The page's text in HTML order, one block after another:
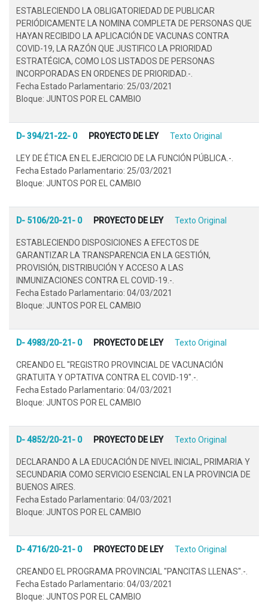
ESTABLECIENDO LA OBLIGATORIEDAD DE PUBLICAR
PERIÓDICAMENTE LA NOMINA COMPLETA DE PERSONAS QUE
HAYAN RECIBIDO LA APLICACIÓN DE VACUNAS CONTRA
COVID-19, LA RAZÓN QUE JUSTIFICO LA PRIORIDAD
ESTRATÉGICA, COMO LOS LISTADOS DE PERSONAS
INCORPORADAS EN ORDENES DE PRIORIDAD.-.
Fecha Estado Parlamentario: 25/03/2021
Bloque: JUNTOS POR EL CAMBIO
D- 394/21-22- 0 PROYECTO DE LEY Texto Original
LEY DE ÉTICA EN EL EJERCICIO DE LA FUNCIÓN PÚBLICA.-.
Fecha Estado Parlamentario: 25/03/2021
Bloque: JUNTOS POR EL CAMBIO
D- 5106/20-21- 0 PROYECTO DE LEY Texto Original
ESTABLECIENDO DISPOSICIONES A EFECTOS DE
GARANTIZAR LA TRANSPARENCIA EN LA GESTIÓN,
PROVISIÓN, DISTRIBUCIÓN Y ACCESO A LAS
INMUNIZACIONES CONTRA EL COVID-19.-.
Fecha Estado Parlamentario: 04/03/2021
Bloque: JUNTOS POR EL CAMBIO
D- 4983/20-21- 0 PROYECTO DE LEY Texto Original
CREANDO EL "REGISTRO PROVINCIAL DE VACUNACIÓN
GRATUITA Y OPTATIVA CONTRA EL COVID-19".-.
Fecha Estado Parlamentario: 04/03/2021
Bloque: JUNTOS POR EL CAMBIO
D- 4852/20-21- 0 PROYECTO DE LEY Texto Original
DECLARANDO A LA EDUCACIÓN DE NIVEL INICIAL, PRIMARIA Y
SECUNDARIA COMO SERVICIO ESENCIAL EN LA PROVINCIA DE
BUENOS AIRES.
Fecha Estado Parlamentario: 04/03/2021
Bloque: JUNTOS POR EL CAMBIO
D- 4716/20-21- 0 PROYECTO DE LEY Texto Original
CREANDO EL PROGRAMA PROVINCIAL "PANCITAS LLENAS".-.
Fecha Estado Parlamentario: 04/03/2021
Bloque: JUNTOS POR EL CAMBIO